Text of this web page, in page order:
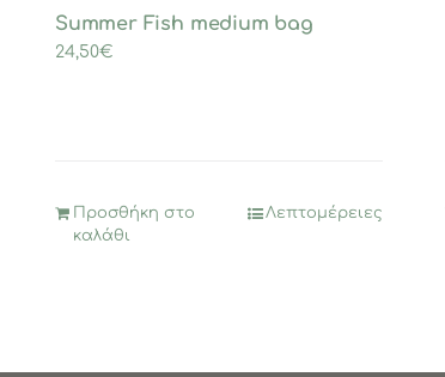
Summer Fish medium bag
24,50€
Προσθήκη στο
καλάθι
Λεπτομέρειες